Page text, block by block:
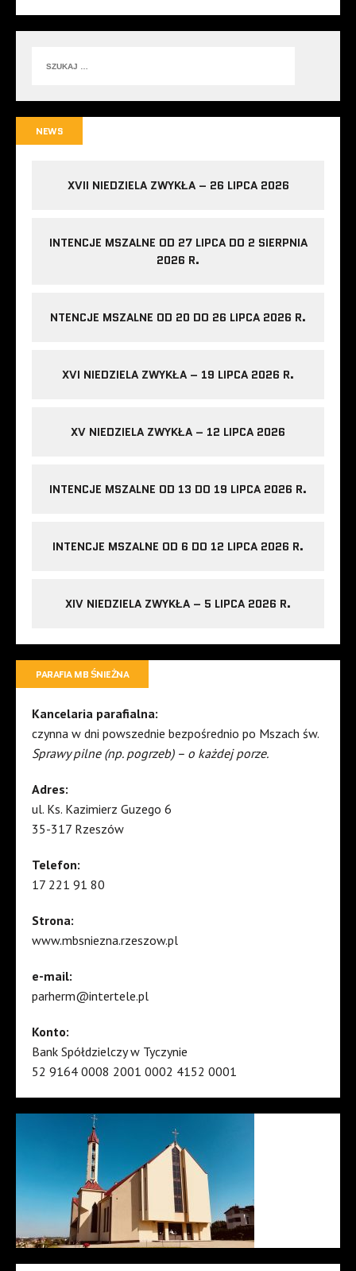
NEWS
XVII NIEDZIELA ZWYKŁA – 26 LIPCA 2026
INTENCJE MSZALNE OD 27 LIPCA DO 2 SIERPNIA
2026 R.
NTENCJE MSZALNE OD 20 DO 26 LIPCA 2026 R.
XVI NIEDZIELA ZWYKŁA – 19 LIPCA 2026 R.
XV NIEDZIELA ZWYKŁA – 12 LIPCA 2026
INTENCJE MSZALNE OD 13 DO 19 LIPCA 2026 R.
INTENCJE MSZALNE OD 6 DO 12 LIPCA 2026 R.
XIV NIEDZIELA ZWYKŁA – 5 LIPCA 2026 R.
PARAFIA MB ŚNIEŻNA
Kancelaria parafialna:
czynna w dni powszednie bezpośrednio po Mszach św.
Sprawy pilne (np. pogrzeb) – o każdej porze.
Adres:
ul. Ks. Kazimierz Guzego 6
35-317 Rzeszów
Telefon:
17 221 91 80
Strona:
www.mbsniezna.rzeszow.pl
e-mail:
parherm@intertele.pl
Konto:
Bank Spółdzielczy w Tyczynie
52 9164 0008 2001 0002 4152 0001